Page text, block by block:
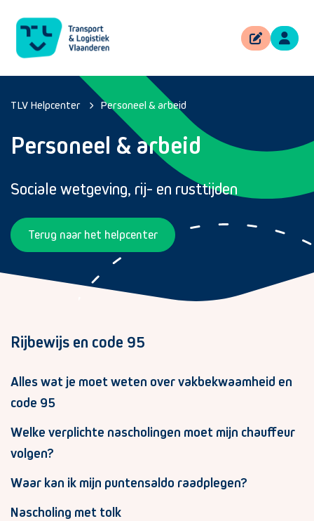
TLV Helpcenter Personeel & arbeid
Personeel & arbeid
Sociale wetgeving, rij- en rusttijden
Terug naar het helpcenter
Rijbewijs en code 95
Alles wat je moet weten over vakbekwaamheid en
code 95
Welke verplichte nascholingen moet mijn chauffeur
volgen?
Waar kan ik mijn puntensaldo raadplegen?
Nascholing met tolk